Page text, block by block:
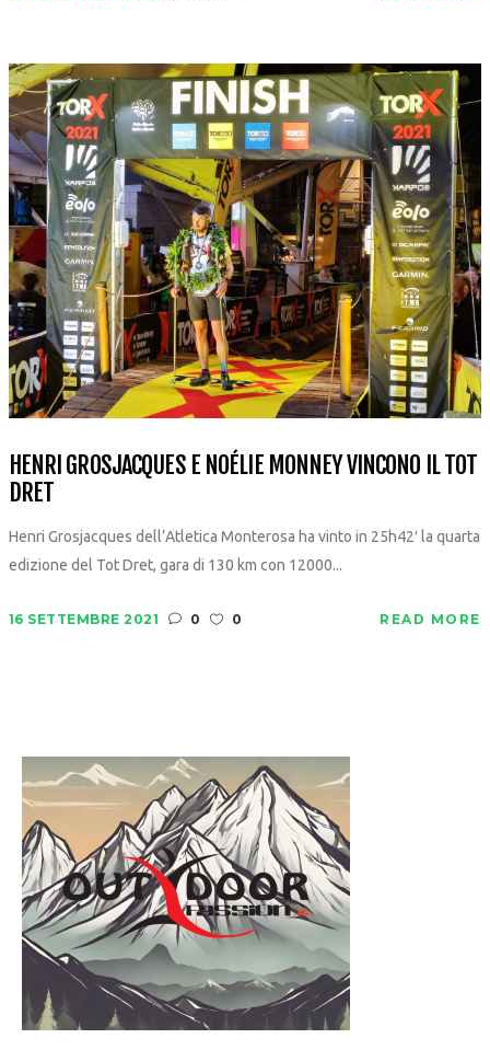
HENRI GROSJACQUES E NOÉLIE MONNEY VINCONO IL TOT
DRET
Henri Grosjacques dell’Atletica Monterosa ha vinto in 25h42′ la quarta
edizione del Tot Dret, gara di 130 km con 12000...
16 SETTEMBRE 2021 0 0 READ MORE